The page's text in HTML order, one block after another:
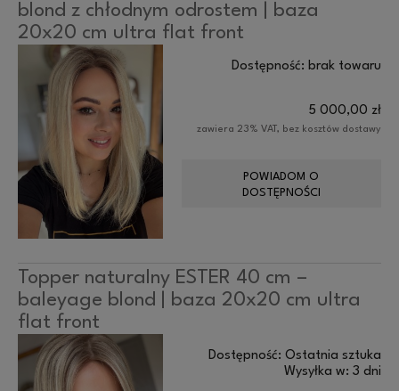
blond z chłodnym odrostem | baza
20x20 cm ultra flat front
Dostępność: brak towaru
5 000,00 zł
zawiera 23% VAT, bez kosztów dostawy
POWIADOM O
DOSTĘPNOŚCI
Topper naturalny ESTER 40 cm –
baleyage blond | baza 20x20 cm ultra
flat front
Dostępność: Ostatnia sztuka
Wysyłka w: 3 dni